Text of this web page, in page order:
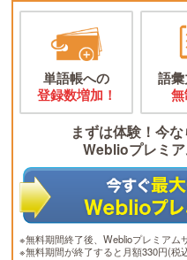
単語帳への
登録数増加！
語
無
まずは体験！今な
Weblioプレミ
※無料期間終了後、Weblioプレミアム
※無料期間が終了すると月額330円(税